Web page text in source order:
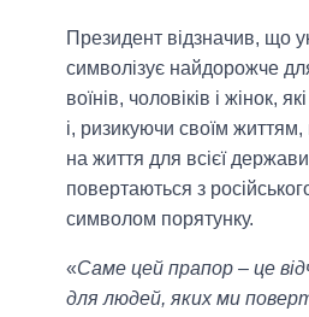
Президент відзначив, що
символізує найдорожче
воїнів, чоловіків і жінок,
і, ризикуючи своїм
на життя для всієї
повертаються з
символом порятунку.
«Саме цей прапор – це
для людей, яких ми